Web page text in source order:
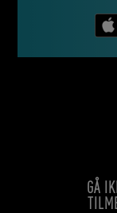
GÅ